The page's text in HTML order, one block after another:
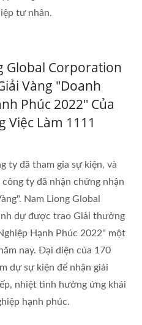
tư nhân.
Global Corporation
Vàng "Doanh
Phúc 2022" Của
Việc Làm 1111
ty đã tham gia sự kiện, và
ty đã nhận chứng nhận
Nam Liong Global
dự được trao Giải thưởng
Hạnh Phúc 2022" một
nay. Đại diện của 170
dự sự kiện để nhận giải
nhiệt tình hưởng ứng khái
hạnh phúc.